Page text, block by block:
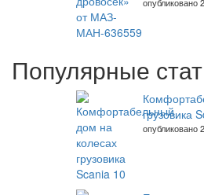
Популярные
грузовика
опубликовано